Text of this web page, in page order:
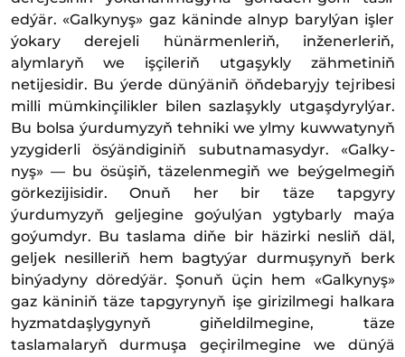
edýär. «Galkynyş» gaz käninde alnyp barylýan iş­ler
ýo­ka­ry de­re­je­li hü­när­men­le­riň, in­ženerleriň,
alymlaryň we işçileriň utgaşykly zähmetiniň
netijesidir. Bu ýerde dünýäniň öňdebaryjy tejribesi
milli mümkinçilikler bilen sazlaşykly utgaşdyrylýar.
Bu bolsa ýurdumyzyň tehniki we ylmy kuwwatynyň
yzygiderli ösýändiginiň subutnamasydyr. «Gal­ky­
nyş» — bu ösü­şiň, tä­ze­len­megiň we beýgelmegiň
görkezijisidir. Onuň her bir täze tapgyry
ýurdumyzyň geljegine goýulýan ygtybarly maýa
goýumdyr. Bu taslama diňe bir häzirki nesliň däl,
geljek nesilleriň hem bagtyýar durmuşynyň berk
binýadyny döredýär. Şonuň üçin hem «Galkynyş»
gaz käniniň täze tapgyrynyň işe girizilmegi halkara
hyzmatdaşlygynyň giňeldilmegine, täze
taslamalaryň durmuşa geçirilmegine we dünýä